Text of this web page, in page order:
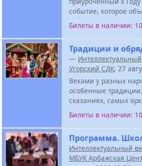
событие, которое
Билеты в наличии:
Традиции и
—
Угорский СДК, 27
Веками у разных
особенные
сказаниях, самых
Билеты в наличии:
Программа.
Интеллектуальный
МБУК Арбажская